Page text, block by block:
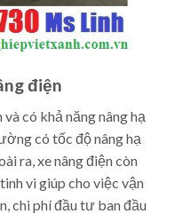
điện
có khả năng nâng hạ
có tốc độ nâng hạ
ra, xe nâng điện còn
vi giúp cho việc vận
chi phí đầu tư ban đầu